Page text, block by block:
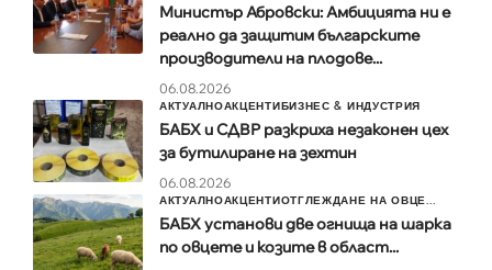
Министър Абровски: Амбицията ни е
реално да защитим българските
производители на плодове...
06.08.2026
АКТУАЛНОАКЦЕНТИБИЗНЕС & ИНДУСТРИЯ
БАБХ и СДВР разкриха незаконен цех
за бутилиране на зехтин
06.08.2026
АКТУАЛНОАКЦЕНТИОТГЛЕЖДАНЕ НА ОВЦЕ...
БАБХ установи две огнища на шарка
по овцете и козите в област...